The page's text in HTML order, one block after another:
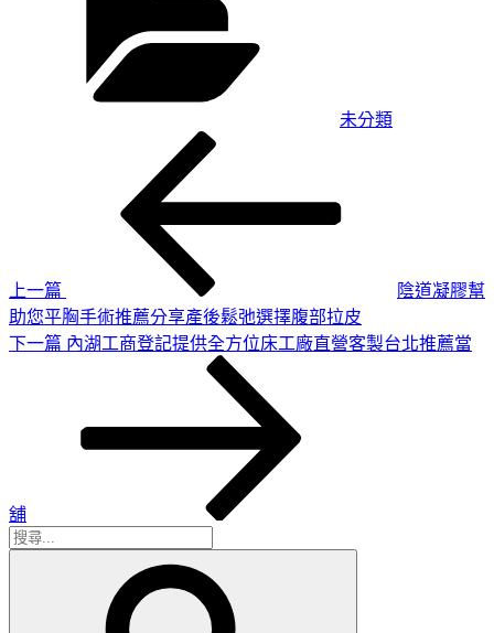
未分類
上一篇
陰道凝膠幫
助您平胸手術推薦分享產後鬆弛選擇腹部拉皮
下
下一篇 內湖工商登記提供全方位床工廠直營客製台北推薦當
舖
搜